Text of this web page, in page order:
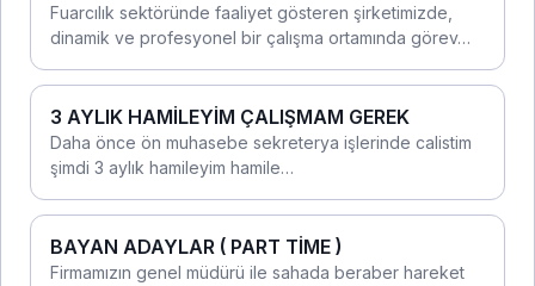
Fuarcılık sektöründe faaliyet gösteren şirketimizde,
dinamik ve profesyonel bir çalışma ortamında görev…
3 AYLIK HAMİLEYİM ÇALIŞMAM GEREK
Daha önce ön muhasebe sekreterya işlerinde calistim
şimdi 3 aylık hamileyim hamile…
BAYAN ADAYLAR ( PART TİME )
Firmamızın genel müdürü ile sahada beraber hareket